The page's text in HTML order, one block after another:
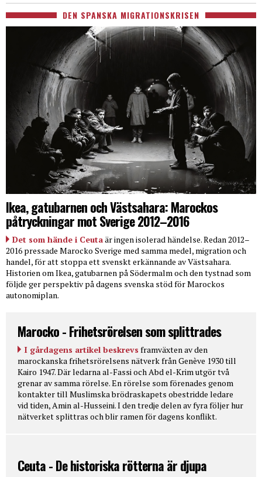
DEN SPANSKA MIGRATIONSKRISEN
Ikea, gatubarnen och Västsahara: Marockos
påtryckningar mot Sverige 2012–2016
Det som hände i Ceutaär ingen isolerad händelse. Redan 2012–
2016 pressade Marocko Sverige med samma medel, migration och
handel, för att stoppa ett svenskt erkännande av Västsahara.
Historien om Ikea, gatubarnen på Södermalm och den tystnad som
följde ger perspektiv på dagens svenska stöd för Marockos
autonomiplan.
Marocko - Frihetsrörelsen som splittrades
I gårdagens artikel beskrevs framväxten av den
marockanska frihetsrörelsens nätverk från Genève 1930 till
Kairo 1947. Där ledarna al-Fassi och Abd el-Krim utgör två
grenar av samma rörelse. En rörelse som förenades genom
kontakter till Muslimska brödraskapets obestridde ledare
vid tiden, Amin al-Husseini. I den tredje delen av fyra följer hur
nätverket splittras och blir ramen för dagens konflikt.
Ceuta - De historiska rötterna är djupa